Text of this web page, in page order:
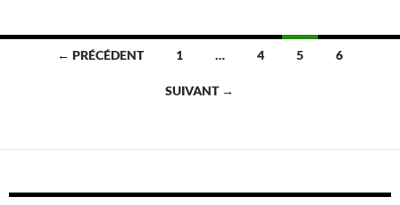
Navigation
← PRÉCÉDENT 1 … 4 5 6
SUIVANT →